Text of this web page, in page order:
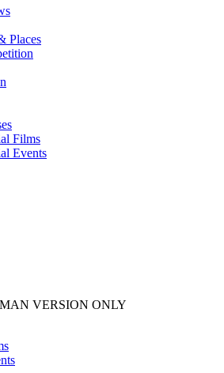
Places
Films
Events
VERSION ONLY